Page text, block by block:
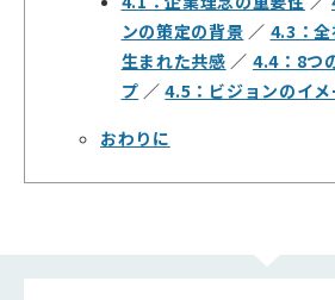
ンの策定の背景 ／ 4.3：全
生まれた共感 ／ 4.4：8つ
プ ／4.5：ビジョンのイ
おわりに